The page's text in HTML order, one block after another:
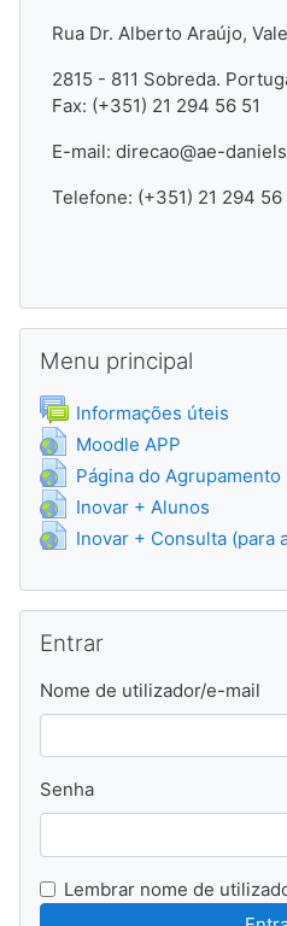
Rua Dr. Alberto Araújo,
2815 - 811 Sobreda.
Fax: (+351) 21 294 56 51
E-mail: direcao@ae-
Telefone: (+351) 21 294 56
Menu principal
Informações úteis
Moodle APP
Página do Agrupamento
Inovar + Alunos
Inovar + Consulta (para
Entrar
Nome de utilizador/e-mail
Senha
Lembrar nome de